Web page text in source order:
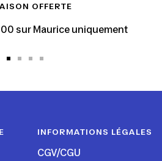
OFFERTE
sur Maurice uniquement
INFORMATIONS LÉGALES
CGV/CGU